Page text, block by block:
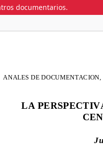
documentarios.